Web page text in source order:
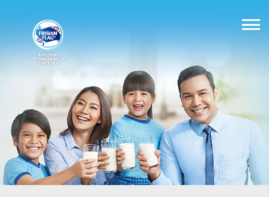
BUILDING
STRONG FAMILIES
SINCE 1871